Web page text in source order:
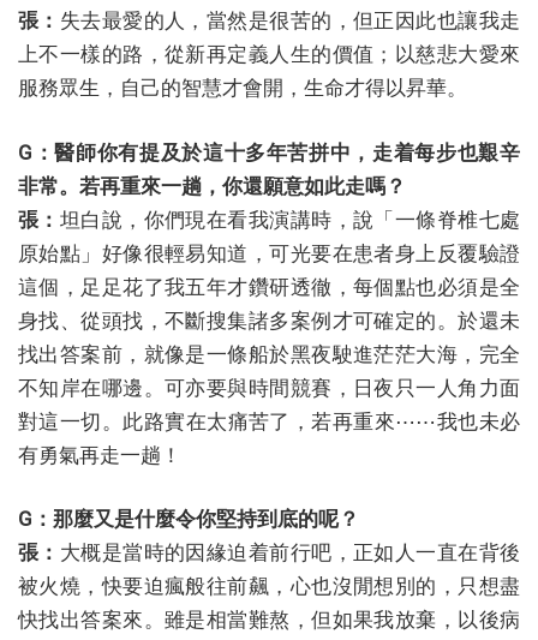
張： 失去最愛的人，當然是很苦的，但正因此也讓我走
上不一樣的路，從新再定義人生的價值；以慈悲大愛來
服務眾生，自己的智慧才會開，生命才得以昇華。
G：醫師你有提及於這十多年苦拼中，走着每步也艱辛
非常。若再重來一趟，你還願意如此走嗎？
張： 坦白說，你們現在看我演講時，說「一條脊椎七處
原始點」好像很輕易知道，可光要在患者身上反覆驗證
這個，足足花了我五年才鑽研透徹，每個點也必須是全
身找、從頭找，不斷搜集諸多案例才可確定的。於還未
找出答案前，就像是一條船於黑夜駛進茫茫大海，完全
不知岸在哪邊。可亦要與時間競賽，日夜只一人角力面
對這一切。此路實在太痛苦了，若再重來⋯⋯我也未必
有勇氣再走一趟！
G：那麼又是什麼令你堅持到底的呢？
張： 大概是當時的因緣迫着前行吧，正如人一直在背後
被火燒，快要迫瘋般往前飆，心也沒閒想別的，只想盡
快找出答案來。雖是相當難熬，但如果我放棄，以後病